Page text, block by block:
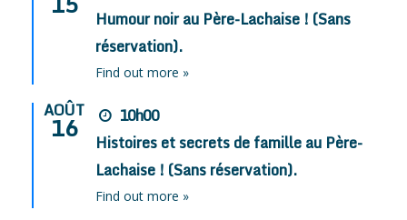
Humour noir au Père-Lachaise ! (Sans
réservation).
Find out more »
AOÛT
16
10h00
Histoires et secrets de famille au Père-
Lachaise ! (Sans réservation).
Find out more »